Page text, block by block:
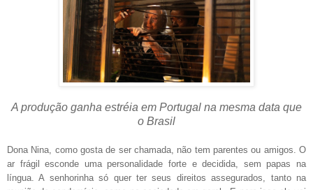
A produção ganha estréia em Portugal na mesma data que
o Brasil
Dona Nina, como gosta de ser chamada, não tem parentes ou amigos. O
ar frágil esconde uma personalidade forte e decidida, sem papas na
língua. A senhorinha só quer ter seus direitos assegurados, tanto na